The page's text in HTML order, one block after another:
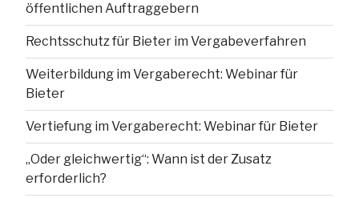
öffentlichen Auftraggebern
Rechtsschutz für Bieter im Vergabeverfahren
Weiterbildung im Vergaberecht: Webinar für
Bieter
Vertiefung im Vergaberecht: Webinar für Bieter
„Oder gleichwertig“: Wann ist der Zusatz
erforderlich?